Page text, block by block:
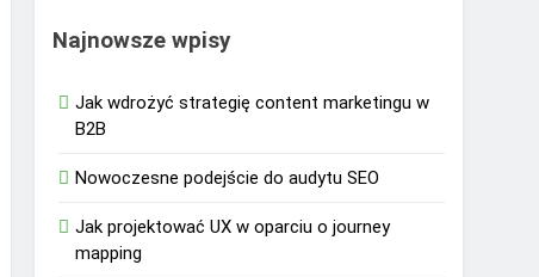
Najnowsze wpisy
Jak wdrożyć strategię content marketingu w
B2B
Nowoczesne podejście do audytu SEO
Jak projektować UX w oparciu o journey
mapping